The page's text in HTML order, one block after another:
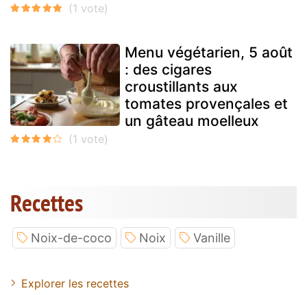
Menu végétarien, 5 août
: des cigares
croustillants aux
tomates provençales et
un gâteau moelleux
Recettes
Noix-de-coco Noix Vanille
Explorer les recettes